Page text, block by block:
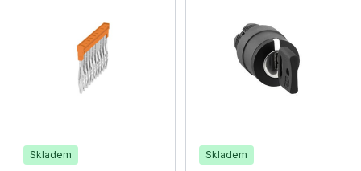
Skladem Skladem